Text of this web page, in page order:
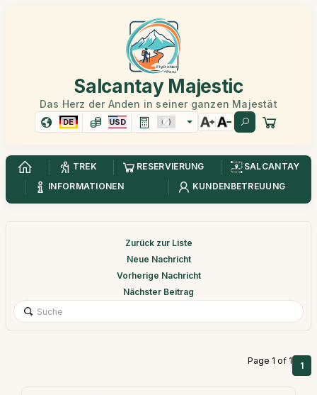
Salcantay Majestic
Das Herz der Anden in seiner ganzen Majestät
DE USD
TREK RESERVIERUNG
SALCANTAY
INFORMATIONEN
KUNDENBETREUUNG
Zurück zur Liste
Neue Nachricht
Vorherige Nachricht
Nächster Beitrag
Page 1 of 1 1